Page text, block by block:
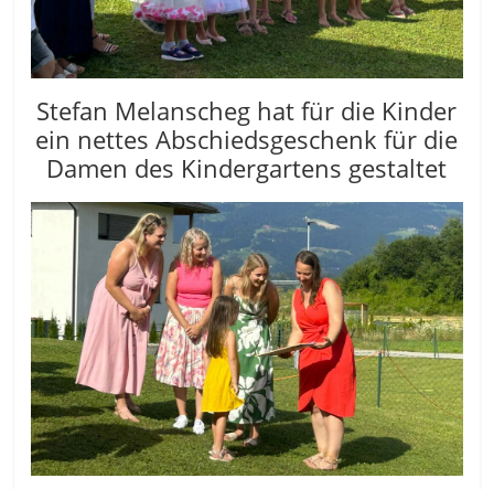
Stefan Melanscheg hat für die Kinder
ein nettes Abschiedsgeschenk für die
Damen des Kindergartens gestaltet